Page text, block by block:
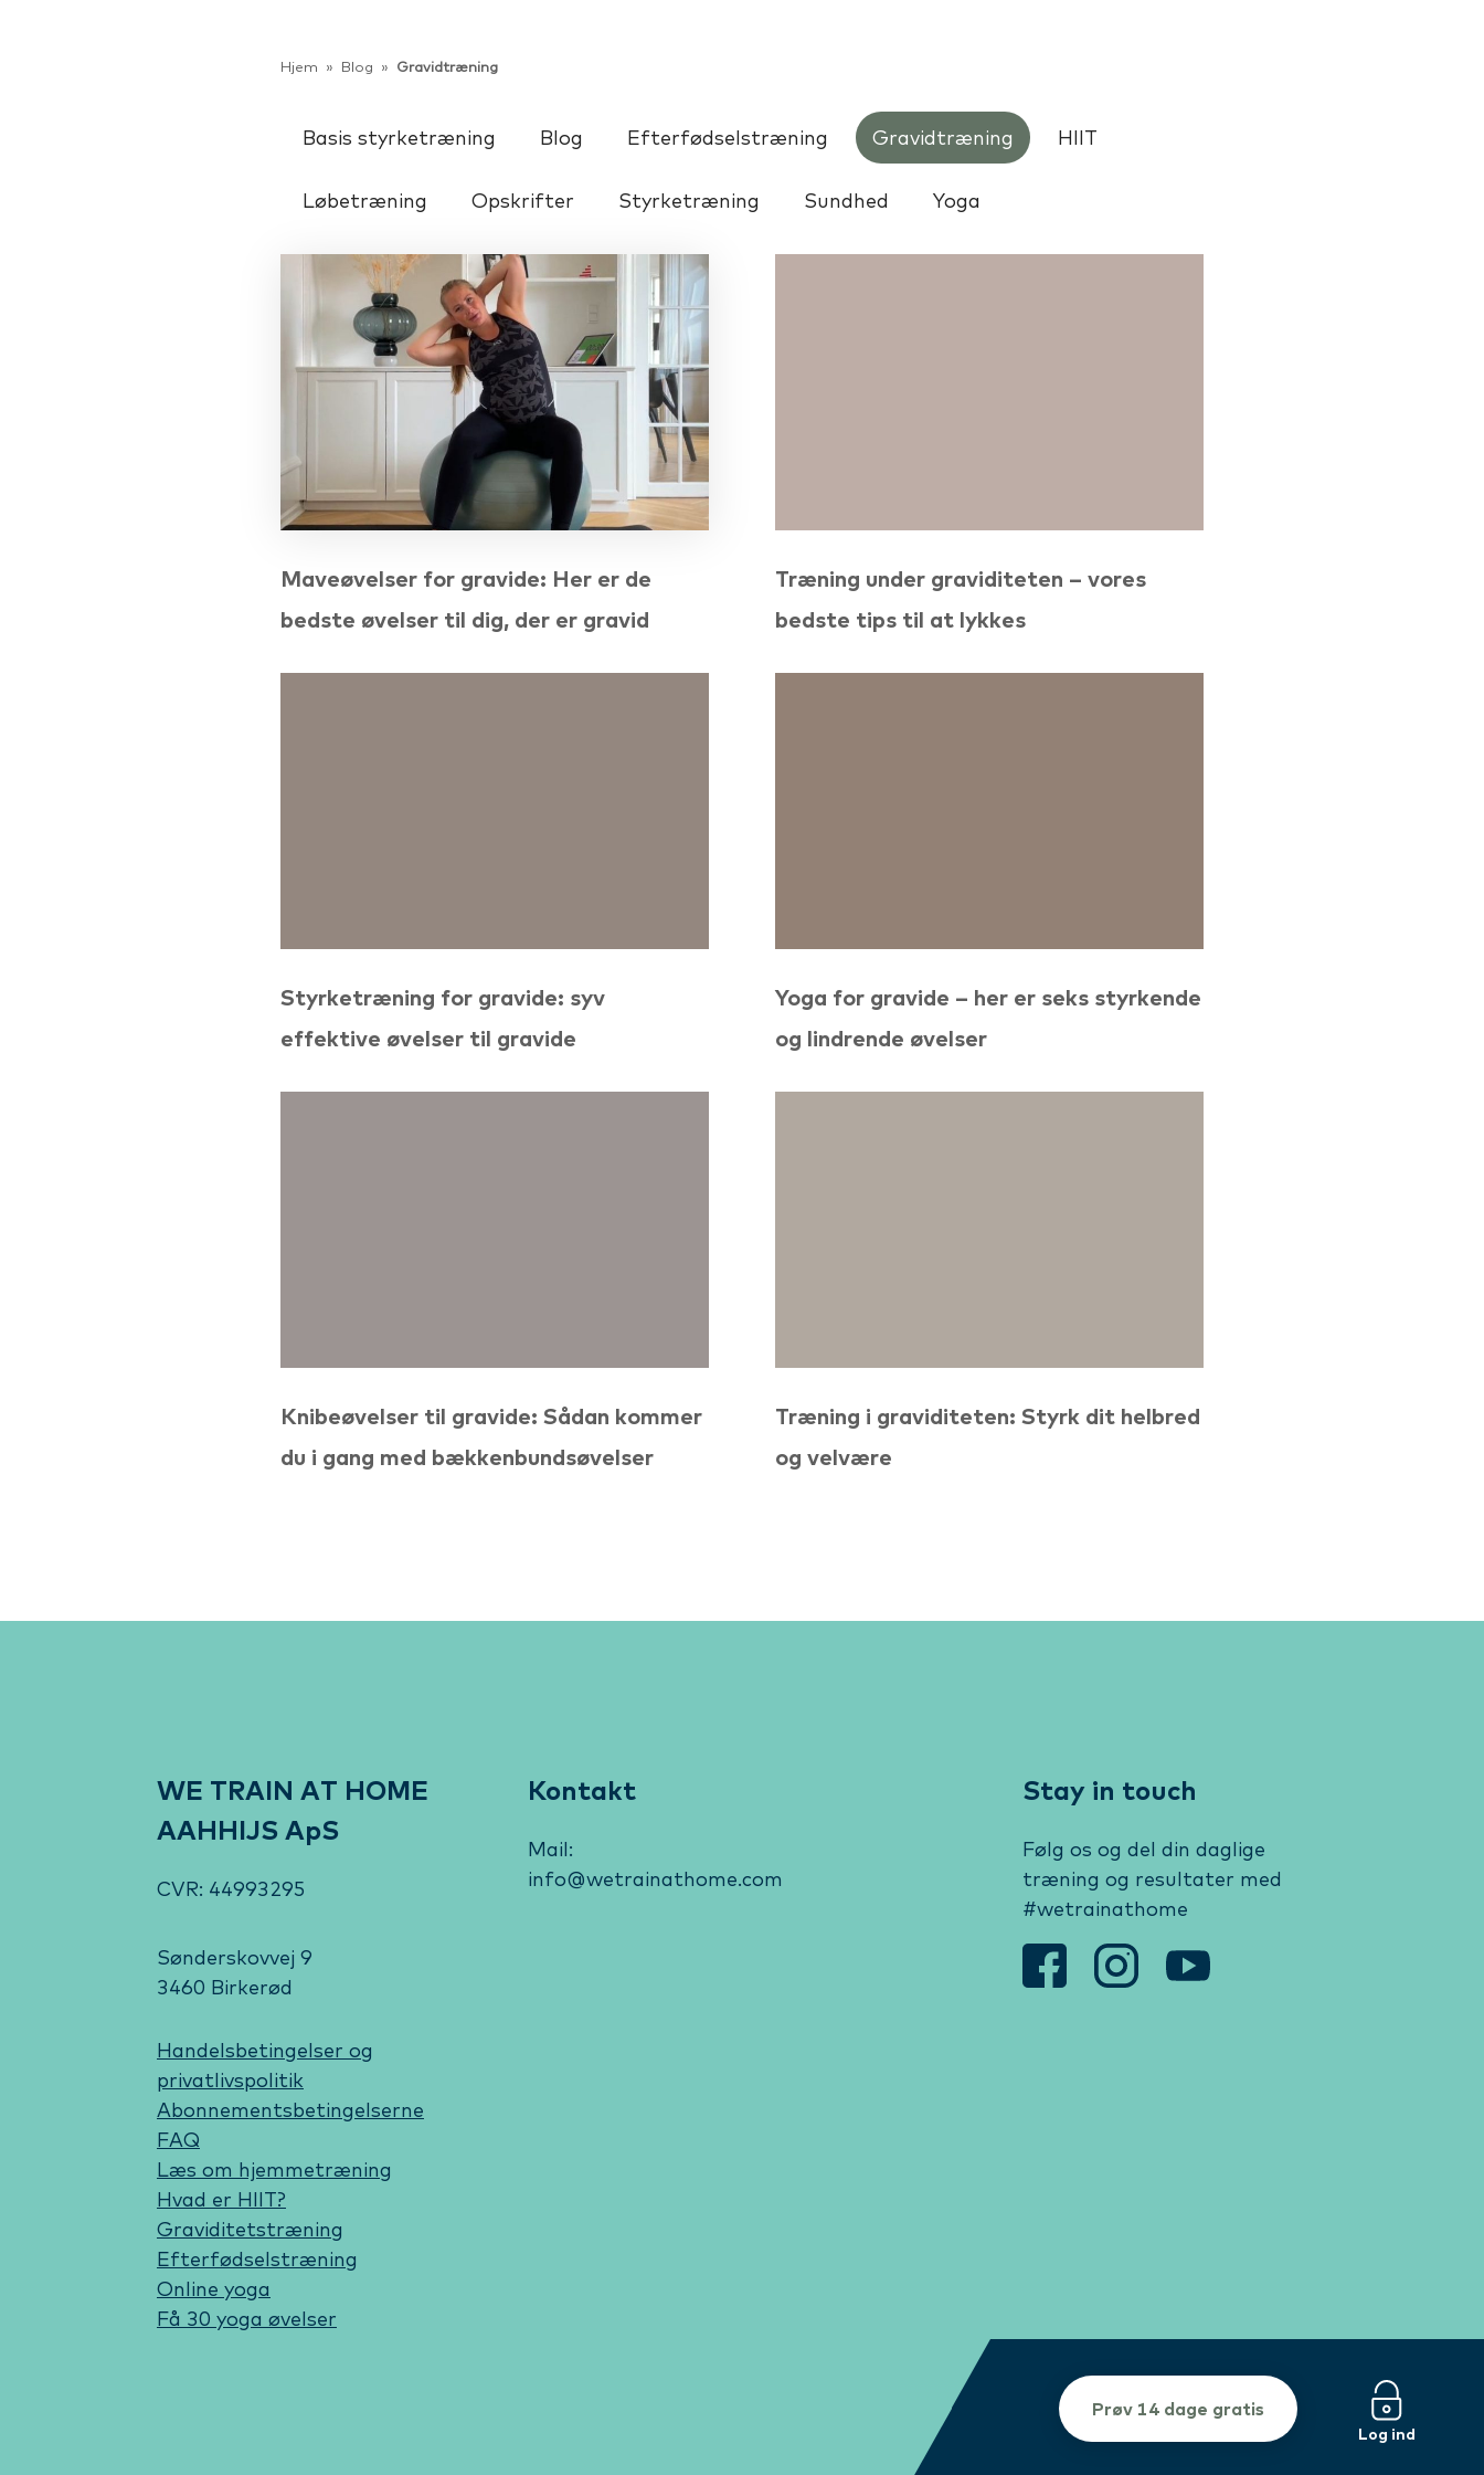
Hjemmetræning
Hjem » Blog » Gravidtræning
Basis styrketræning Blog Efterfødselstræning Gravidtræning HIIT
Løbetræning Opskrifter Styrketræning Sundhed Yoga
Maveøvelser for gravide: Her er de
bedste øvelser til dig, der er gravid
Træning under graviditeten – vores
bedste tips til at lykkes
Styrketræning for gravide: syv
effektive øvelser til gravide
Yoga for gravide – her er seks styrkende
og lindrende øvelser
Knibeøvelser til gravide: Sådan kommer
du i gang med bækkenbundsøvelser
Træning i graviditeten: Styrk dit helbred
og velvære
Prøv 14 dage gratis
Log ind
WE TRAIN AT HOME
AAHHIJS ApS
CVR: 44993295
Sønderskovvej 9
3460 Birkerød
Handelsbetingelser og
privatlivspolitik
Abonnementsbetingelserne
FAQ
Læs om hjemmetræning
Hvad er HIIT?
Graviditetstræning
Efterfødselstræning
Online yoga
Få 30 yoga øvelser
Kontakt
Mail:
info@wetrainathome.com
Stay in touch
Følg os og del din daglige
træning og resultater med
#wetrainathome